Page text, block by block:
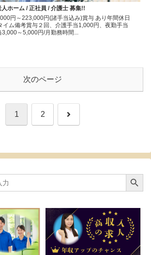
御殿場市 / 特別養護老人ホーム / 正社員 / 介護士 募集!!
円～223,000円(諸手当込み)賞与 あり年間休日
イム備考賞与２回、介護手当1,000円、夜勤手当
～5,000円/月勤務時間...
次のページ
1 2 次
Search Button